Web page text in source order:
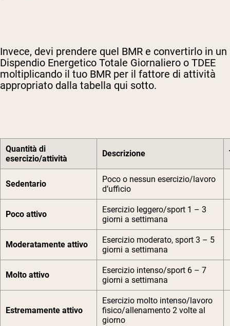
Invece, devi prendere quel BMR e convertirlo in un
Dispendio Energetico Totale Giornaliero o TDEE
moltiplicando il tuo BMR per il fattore di attività
appropriato dalla tabella qui sotto.
Quantità di
esercizio/attività
Descrizione
Sedentario
Poco o nessun esercizio/lavoro
d’ufficio
Poco attivo
Esercizio leggero/sport 1 – 3
giorni a settimana
Moderatamente attivo
Esercizio moderato, sport 3 – 5
giorni a settimana
Molto attivo
Esercizio intenso/sport 6 – 7
giorni a settimana
Estremamente attivo
Esercizio molto intenso/lavoro
fisico/allenamento 2 volte al
giorno